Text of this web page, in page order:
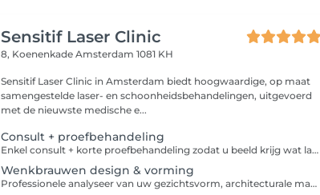
Sensitif Laser Clinic
8, KoenenkadeAmsterdam 1081 KH
Sensitif Laser Clinic in Amsterdam biedt hoogwaardige, op maat
samengestelde laser- en schoonheidsbehandelingen, uitgevoerd
met de nieuwste medische e...
Consult + proefbehandeling
Enkel consult + korte proefbehandeling zodat u beeld krijg wat laserontharing inhoud en hoe dit voelt.
Wenkbrauwen design & vorming
Professionele analyseer van uw gezichtsvorm, architecturale mappen volgens de gouden ratio en precisie-sharing via epileren. Elke behandelingwordt aangepast aan uw unieke gelaatstrekken. Resultaat: Perfect gevormde wenkbrauwen die harmoniëren met uw natuurlijke schoonheid verstreken.